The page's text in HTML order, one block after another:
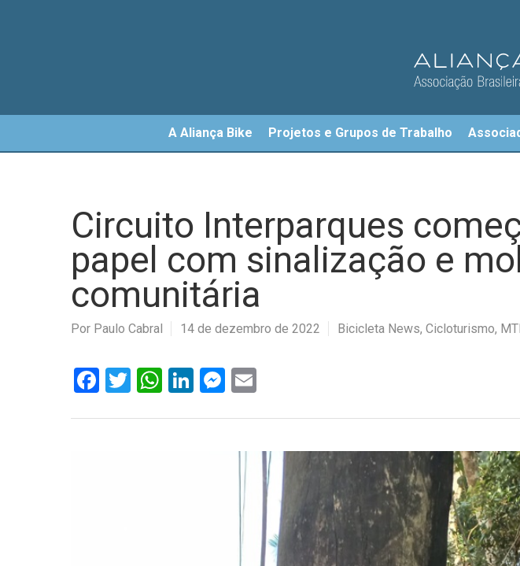
A Aliança Bike Projetos e Grupos de Trabalho
Circuito Interparques
papel com sinalização e
comunitária
Por Paulo Cabral 14 de dezembro de 2022 Bicicleta News, Cicloturismo,
Facebook
Twitter
WhatsApp
LinkedIn
Messenger